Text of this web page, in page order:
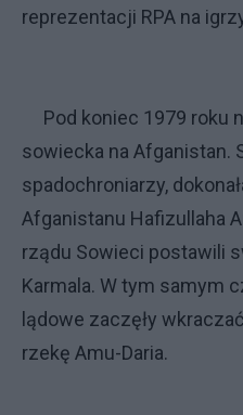
reprezentacji RPA na
Pod koniec 1979 roku
sowiecka na Afganistan.
spadochroniarzy,
Afganistanu Hafizullaha
rządu Sowieci postawili
Karmala. W tym samym
lądowe zaczęły
rzekę Amu-Daria.